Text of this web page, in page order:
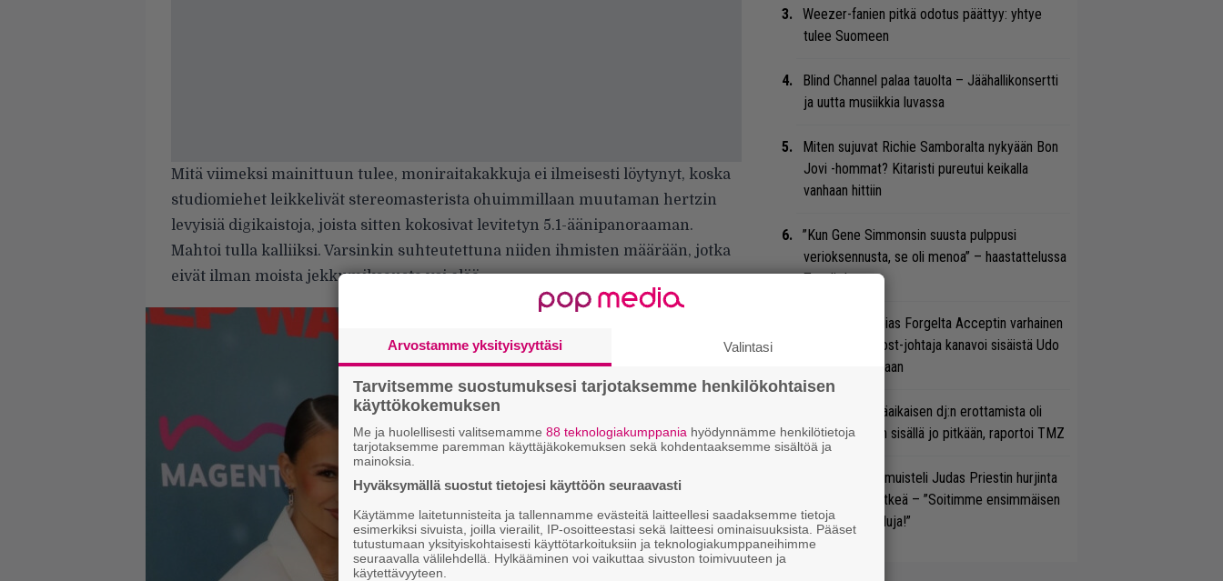
Mitä viimeksi mainittuun tulee, moniraitakakkuja ei ilmeisesti löytynyt, koska
studiomiehet leikkelivät stereomasterista ohuimmillaan muutaman hertzin
levyisiä digikaistoja, joista sitten kokosivat levitetyn 5.1-äänipanoraaman.
Mahtoi tulla kalliiksi. Varsinkin suhteutettuna niiden ihmisten määrään, jotka
eivät ilman moista jekkumiksausta voi elää.
Weezer-fanien pitkä odotus päättyy: yhtye
tulee Suomeen
Blind Channel palaa tauolta – Jäähallikonsertti
ja uutta musiikkia luvassa
Miten sujuvat Richie Samboralta nykyään Bon
Jovi -hommat? Kitaristi pureutui keikalla
vanhaan hittiin
”Kun Gene Simmonsin suusta pulppusi
verioksennusta, se oli menoa” – haastattelussa
Taneli Jarva
Näin sujuu Tobias Forgelta Acceptin varhainen
tuotanto – Ghost-johtaja kanavoi sisäistä Udo
Dirkschneideriaan
Slipknotin pitkäaikaisen dj:n erottamista oli
mietitty bändin sisällä jo pitkään, raportoi TMZ
K. K. Downing muisteli Judas Priestin hurjinta
Spinal Tap -hetkeä – ”Soitimme ensimmäisen
biisin ilman lauluja!”
Arvostamme yksityisyyttäsi Valintasi
Tarvitsemme suostumuksesi tarjotaksemme henkilökohtaisen
käyttökokemuksen
Me ja huolellisesti valitsemamme 88 teknologiakumppania hyödynnämme henkilötietoja
tarjotaksemme paremman käyttäjäkokemuksen sekä kohdentaaksemme sisältöä ja
mainoksia.
Hyväksymällä suostut tietojesi käyttöön seuraavasti
Käytämme laitetunnisteita ja tallennamme evästeitä laitteellesi saadaksemme tietoja
esimerkiksi sivuista, joilla vierailit, IP-osoitteestasi sekä laitteesi ominaisuuksista. Pääset
tutustumaan yksityiskohtaisesti käyttötarkoituksiin ja teknologiakumppaneihimme
seuraavalla välilehdellä. Hylkääminen voi vaikuttaa sivuston toimivuuteen ja
käytettävyyteen.